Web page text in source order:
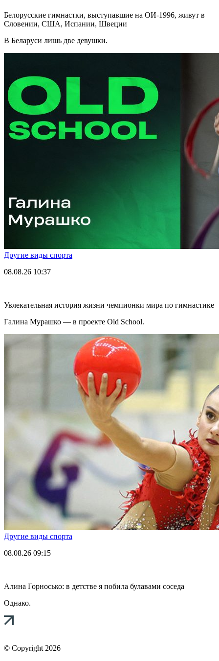
Белорусские гимнастки, выступавшие на ОИ-1996, живут в
Словении, США, Испании, Швеции
В Беларуси лишь две девушки.
Другие виды спорта
08.08.26 10:37
Увлекательная история жизни чемпионки мира по гимнастике
Галина Мурашко — в проекте Old School.
Другие виды спорта
08.08.26 09:15
Алина Горносько: в детстве я побила булавами соседа
Однако.
© Copyright 2026